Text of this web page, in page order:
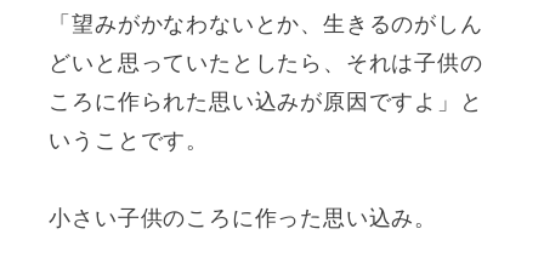
「望みがかなわないとか、生きるのがしん
どいと思っていたとしたら、それは子供の
ころに作られた思い込みが原因ですよ」と
いうことです。
小さい子供のころに作った思い込み。